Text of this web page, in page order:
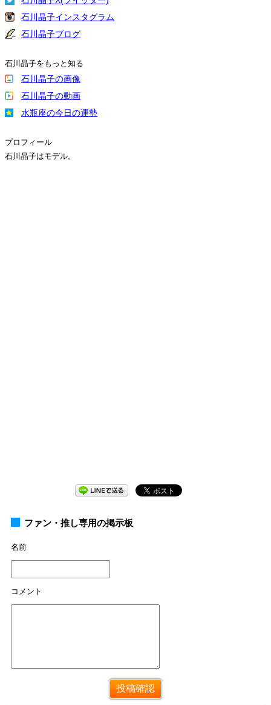
石川晶子インスタグラム
石川晶子ブログ
石川晶子をもっと知る
石川晶子の画像
石川晶子の動画
水瓶座の今日の運勢
プロフィール
石川晶子はモデル。
ファン・推し専用の掲示板
名前
コメント